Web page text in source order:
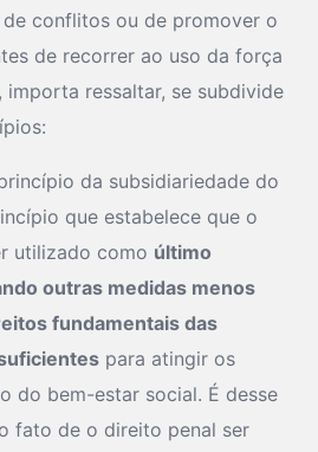
conflitos ou de promover o
de recorrer ao uso da força
importa ressaltar, se subdivide
da subsidiariedade do
que estabelece que o
utilizado como último
outras medidas menos
fundamentais das
para atingir os
do bem-estar social. É desse
fato de o direito penal ser